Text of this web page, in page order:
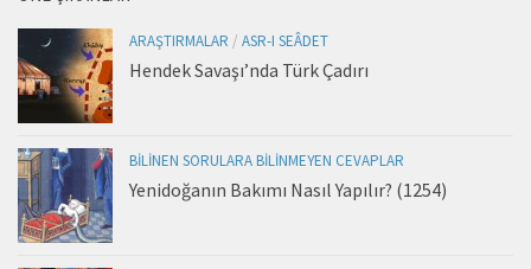
ARAŞTIRMALAR / ASR-I SEÂDET
Hendek Savaşı’nda Türk Çadırı
BILINEN SORULARA BILINMEYEN CEVAPLAR
Yenidoğanın Bakımı Nasıl Yapılır? (1254)